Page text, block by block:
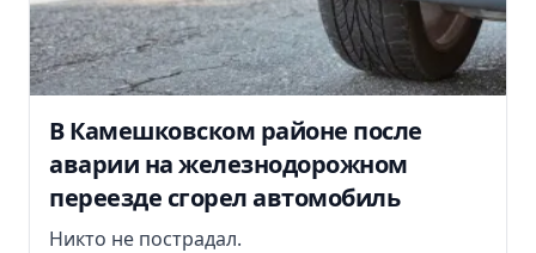
В Камешковском районе после
аварии на железнодорожном
переезде сгорел автомобиль
Никто не пострадал.